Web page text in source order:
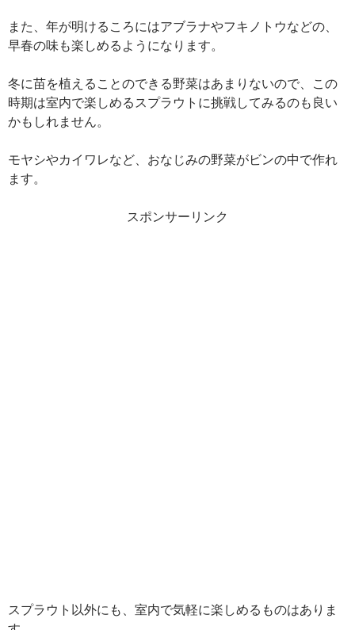
また、年が明けるころにはアブラナやフキノトウなどの、
早春の味も楽しめるようになります。
冬に苗を植えることのできる野菜はあまりないので、この
時期は室内で楽しめるスプラウトに挑戦してみるのも良い
かもしれません。
モヤシやカイワレなど、おなじみの野菜がビンの中で作れ
ます。
スポンサーリンク
スプラウト以外にも、室内で気軽に楽しめるものはありま